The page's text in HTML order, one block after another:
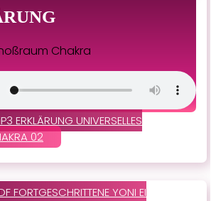
Chakra
ERKLÄRUNG UNIVERSELLES
02
FORTGESCHRITTENE YONI EI